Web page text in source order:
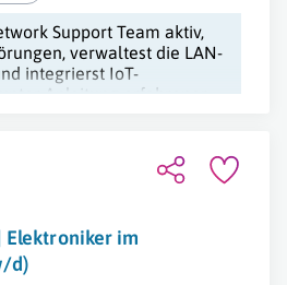
Support Team aktiv,
verwaltest die LAN-
integrierst IoT-
Anleitung erfahrener
im
d)